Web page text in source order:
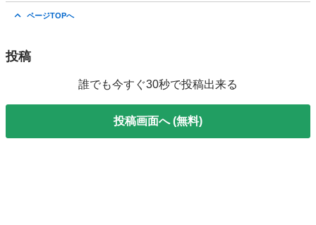
ページTOPへ
投稿
誰でも今すぐ30秒で投稿出来る
投稿画面へ (無料)